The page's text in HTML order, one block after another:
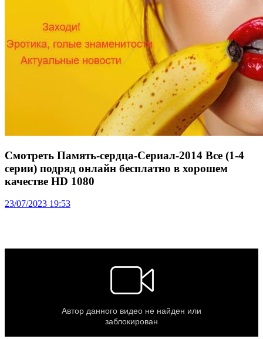
Смотреть Память-сердца-Сериал-2014 Все (1-4
серии) подряд онлайн бесплатно в хорошем
качестве HD 1080
23/07/2023 19:53